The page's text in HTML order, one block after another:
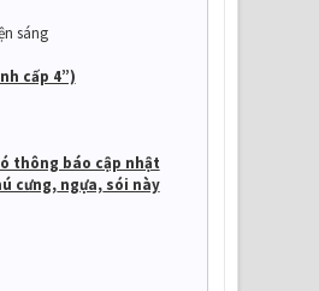
sáng
cấp 4”)
thông báo cập nhật
cưng, ngựa, sói này